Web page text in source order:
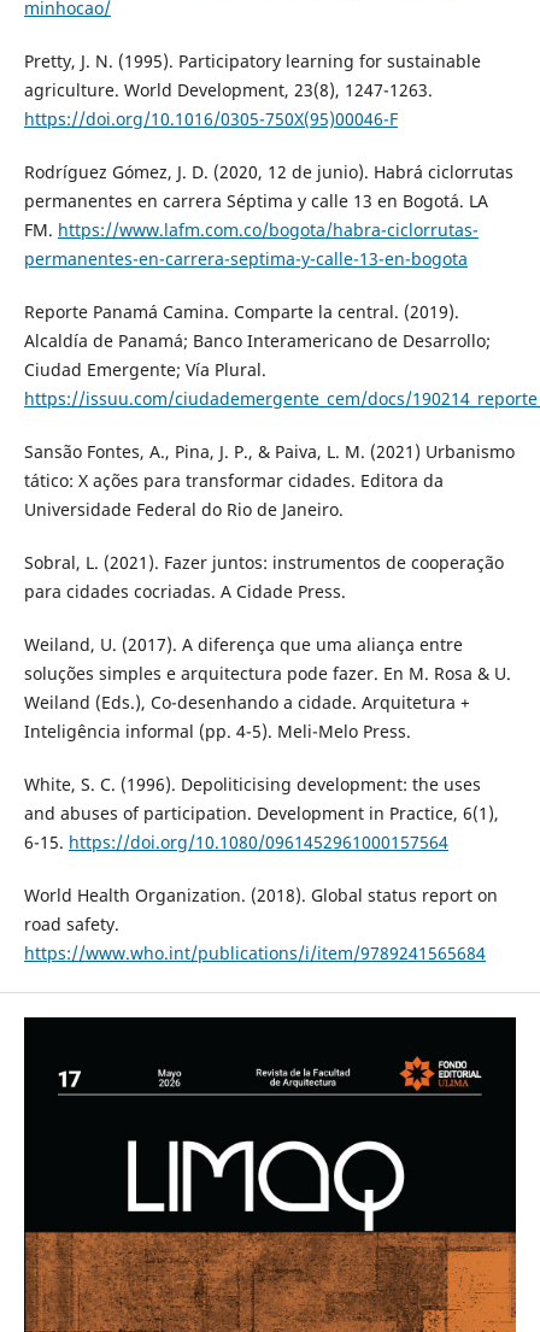
minhocao/
Pretty, J. N. (1995). Participatory learning for sustainable
agriculture. World Development, 23(8), 1247-1263.
https://doi.org/10.1016/0305-750X(95)00046-F
Rodríguez Gómez, J. D. (2020, 12 de junio). Habrá ciclorrutas
permanentes en carrera Séptima y calle 13 en Bogotá. LA
FM. https://www.lafm.com.co/bogota/habra-ciclorrutas-
permanentes-en-carrera-septima-y-calle-13-en-bogota
Reporte Panamá Camina. Comparte la central. (2019).
Alcaldía de Panamá; Banco Interamericano de Desarrollo;
Ciudad Emergente; Vía Plural.
https://issuu.com/ciudademergente_cem/docs/
Sansão Fontes, A., Pina, J. P., & Paiva, L. M. (2021) Urbanismo
tático: X ações para transformar cidades. Editora da
Universidade Federal do Rio de Janeiro.
Sobral, L. (2021). Fazer juntos: instrumentos de cooperação
para cidades cocriadas. A Cidade Press.
Weiland, U. (2017). A diferença que uma aliança entre
soluções simples e arquitectura pode fazer. En M. Rosa & U.
Weiland (Eds.), Co-desenhando a cidade. Arquitetura +
Inteligência informal (pp. 4-5). Meli-Melo Press.
White, S. C. (1996). Depoliticising development: the uses
and abuses of participation. Development in Practice, 6(1),
6-15. https://doi.org/10.1080/0961452961000157564
World Health Organization. (2018). Global status report on
road safety.
https://www.who.int/publications/i/item/9789241565684